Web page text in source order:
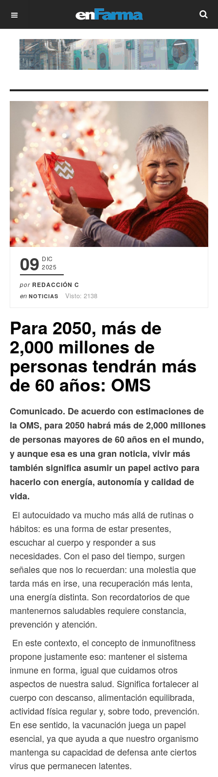
OFF CANVAS
09 DIC
2025
por REDACCIÓN C
en NOTICIAS Visto: 2138
Para 2050, más de
2,000 millones de
personas tendrán más
de 60 años: OMS
Comunicado. De acuerdo con estimaciones de
la OMS, para 2050 habrá más de 2,000 millones
de personas mayores de 60 años en el mundo,
y aunque esa es una gran noticia, vivir más
también significa asumir un papel activo para
hacerlo con energía, autonomía y calidad de
vida.
El autocuidado va mucho más allá de rutinas o
hábitos: es una forma de estar presentes,
escuchar al cuerpo y responder a sus
necesidades. Con el paso del tiempo, surgen
señales que nos lo recuerdan: una molestia que
tarda más en irse, una recuperación más lenta,
una energía distinta. Son recordatorios de que
mantenernos saludables requiere constancia,
prevención y atención.
En este contexto, el concepto de inmunofitness
propone justamente eso: mantener el sistema
inmune en forma, igual que cuidamos otros
aspectos de nuestra salud. Significa fortalecer al
cuerpo con descanso, alimentación equilibrada,
actividad física regular y, sobre todo, prevención.
En ese sentido, la vacunación juega un papel
esencial, ya que ayuda a que nuestro organismo
mantenga su capacidad de defensa ante ciertos
virus que permanecen latentes.